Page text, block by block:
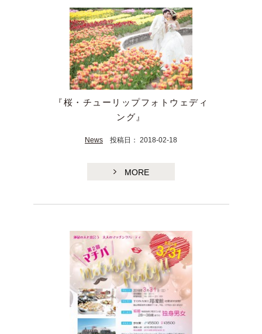
『桜・チューリップフォトウェディ
ング』
News 投稿日： 2018-02-18
MORE